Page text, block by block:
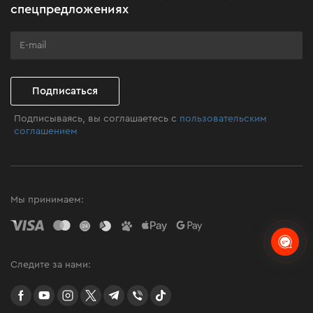
Клуб мастерства
спецпредложениях
Подписаться
Подписываясь, вы соглашаетесь с пользовательским
соглашением
Мы принимаем:
Следите за нами:
facebookyoutubeinstagramtwittertelegram
Viber TikTok